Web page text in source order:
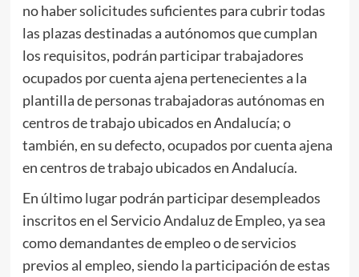
no haber solicitudes suficientes para cubrir todas
las plazas destinadas a autónomos que cumplan
los requisitos, podrán participar trabajadores
ocupados por cuenta ajena pertenecientes a la
plantilla de personas trabajadoras autónomas en
centros de trabajo ubicados en Andalucía; o
también, en su defecto, ocupados por cuenta ajena
en centros de trabajo ubicados en Andalucía.
En último lugar podrán participar desempleados
inscritos en el Servicio Andaluz de Empleo, ya sea
como demandantes de empleo o de servicios
previos al empleo, siendo la participación de estas